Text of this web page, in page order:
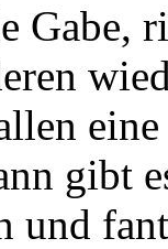
Gabe,
gibt
und